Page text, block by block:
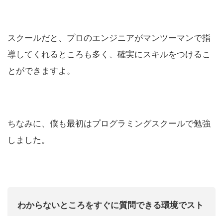
スクールだと、プロのエンジニアがマンツーマンで指
導してくれるところも多く、確実にスキルをつけるこ
とができますよ。
ちなみに、僕も最初はプログラミングスクールで勉強
しました。
わからないところをすぐに質問できる環境でスト